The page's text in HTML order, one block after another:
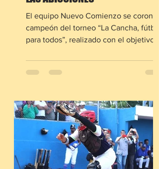
El equipo Nuevo Comienzo se coronó
campeón del torneo “La Cancha, fútbol
para todos”, realizado con el objetivo